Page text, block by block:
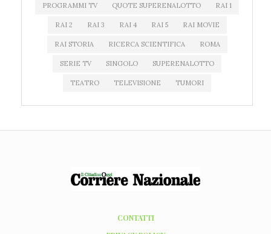
PROGRAMMI TV QUOTE SUPERENALOTTO RAI 1
RAI 2 RAI 3 RAI 4 RAI 5 RAI MOVIE
RAI STORIA RICERCA SCIENTIFICA ROMA
SERIE TV SINGOLO SUPERENALOTTO
TEATRO TELEVISIONE TUMORI
CONTATTI